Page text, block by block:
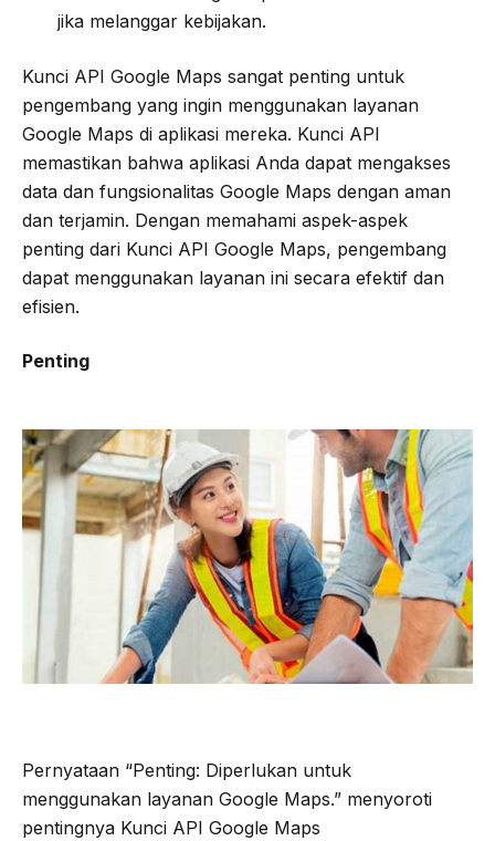
jika melanggar kebijakan.
Kunci API Google Maps sangat penting untuk
pengembang yang ingin menggunakan layanan
Google Maps di aplikasi mereka. Kunci API
memastikan bahwa aplikasi Anda dapat mengakses
data dan fungsionalitas Google Maps dengan aman
dan terjamin. Dengan memahami aspek-aspek
penting dari Kunci API Google Maps, pengembang
dapat menggunakan layanan ini secara efektif dan
efisien.
Penting
Pernyataan “Penting: Diperlukan untuk
menggunakan layanan Google Maps.” menyoroti
pentingnya Kunci API Google Maps